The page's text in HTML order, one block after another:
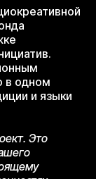
в одном
и языки
Это